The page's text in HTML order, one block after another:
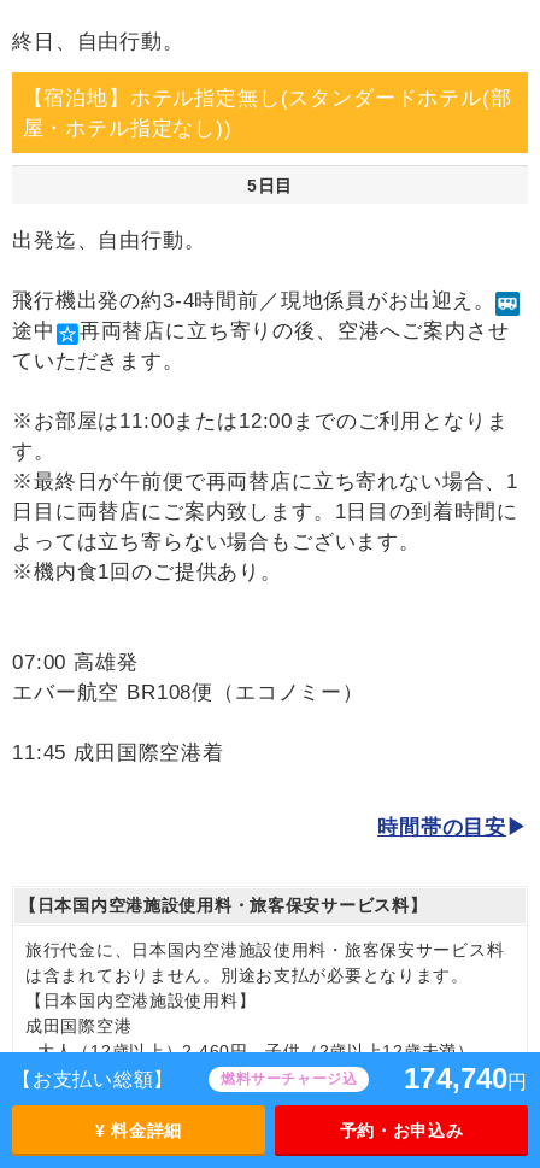
【お支払い総額】 燃料サーチャージ込 174,740円
¥ 料金詳細 予約・お申込み
終日、自由行動。
【宿泊地】ホテル指定無し(スタンダードホテル(部
屋・ホテル指定なし))
5日目
出発迄、自由行動。
飛行機出発の約3-4時間前／現地係員がお出迎え。
途中
再両替店に立ち寄りの後、空港へご案内させ
ていただきます。
※お部屋は11:00または12:00までのご利用となりま
す。
※最終日が午前便で再両替店に立ち寄れない場合、1
日目に両替店にご案内致します。1日目の到着時間に
よっては立ち寄らない場合もございます。
※機内食1回のご提供あり。
07:00 高雄発
エバー航空 BR108便（エコノミー）
11:45 成田国際空港着
時間帯の目安
【日本国内空港施設使用料・旅客保安サービス料】
旅行代金に、日本国内空港施設使用料・旅客保安サービス料
は含まれておりません。別途お支払が必要となります。
【日本国内空港施設使用料】
成田国際空港
大人（12歳以上）2,460円、子供（2歳以上12歳未満）
1,240円
【旅客保安サービス料】
成田国際空港
大人（12歳以上）700円、子供（2歳以上12歳未満）700